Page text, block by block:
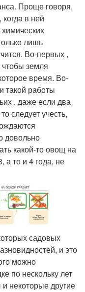
Проще говоря,
в ней
лишь
Во-первых ,
земля
время. Во-
такой работы
, даже если два
следует учесть,
довольно
какой-то овощ на
а то и 4 года, не
садовых
и это
можно
по нескольку лет
некоторые другие